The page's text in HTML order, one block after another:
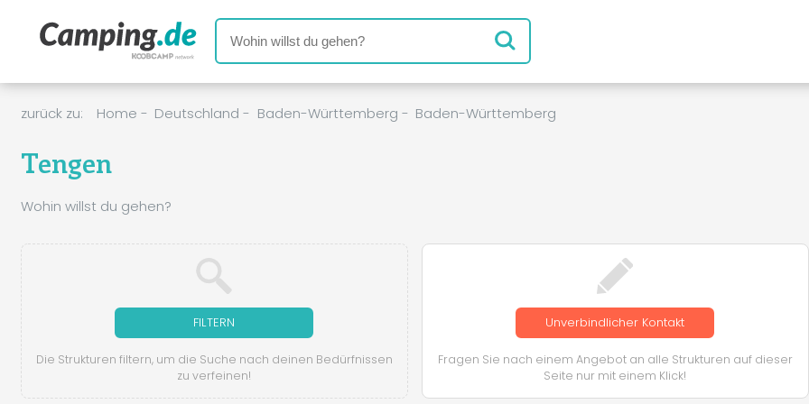
zurück zu: Home - Deutschland - Baden-Württemberg - Baden-Württemberg
Tengen
Wohin willst du gehen?
FILTERN
Die Strukturen filtern, um die Suche nach deinen Bedürfnissen
zu verfeinen!
Unverbindlicher Kontakt
Fragen Sie nach einem Angebot an alle Strukturen auf dieser
Seite nur mit einem Klick!